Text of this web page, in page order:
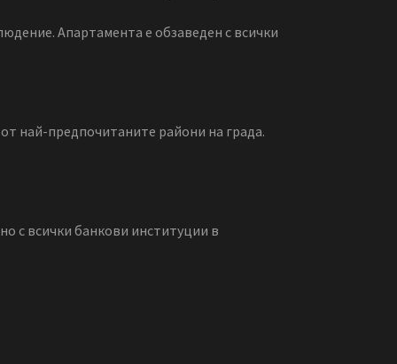
Апартамента е обзаведен с всички
най-предпочитаните райони на града.
с всички банкови институции в